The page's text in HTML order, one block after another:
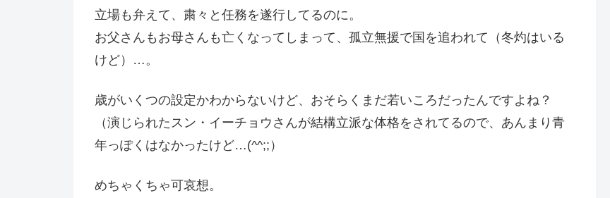
立場も弁えて、粛々と任務を遂行してるのに。
お父さんもお母さんも亡くなってしまって、孤立無援で国を追われて（冬灼はいる
けど）…。
歳がいくつの設定かわからないけど、おそらくまだ若いころだったんですよね？
（演じられたスン・イーチョウさんが結構立派な体格をされてるので、あんまり青
年っぽくはなかったけど…(^^;;）
めちゃくちゃ可哀想。